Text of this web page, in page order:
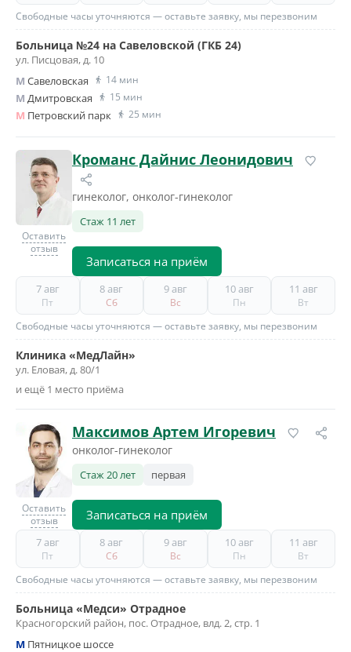
Свободные часы уточняются — оставьте заявку, мы перезвоним
Больница №24 на Савеловской (ГКБ 24)
ул. Писцовая, д. 10
M Савеловская 14 мин
M Дмитровская 15 мин
M Петровский парк 25 мин
Оставить
отзыв
Кроманс Дайнис Леонидович
гинеколог, онколог-гинеколог
Стаж 11 лет
Записаться на приём
7 авг
Пт
8 авг
Сб
9 авг
Вс
10 авг
Пн
11 авг
Вт
Свободные часы уточняются — оставьте заявку, мы перезвоним
Клиника «МедЛайн»
ул. Еловая, д. 80/1
и ещё 1 место приёма
Оставить
отзыв
Максимов Артем Игоревич
онколог-гинеколог
Стаж 20 лет первая
Записаться на приём
7 авг
Пт
8 авг
Сб
9 авг
Вс
10 авг
Пн
11 авг
Вт
Свободные часы уточняются — оставьте заявку, мы перезвоним
Больница «Медси» Отрадное
Красногорский район, пос. Отрадное, влд. 2, стр. 1
M Пятницкое шоссе